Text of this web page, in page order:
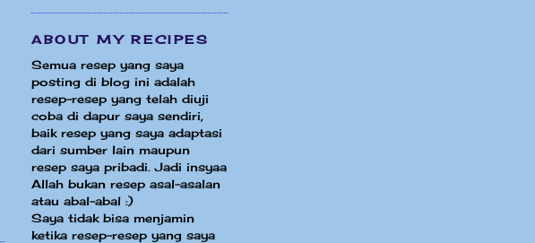
ABOUT MY RECIPES
Semua resep yang saya
posting di blog ini adalah
resep-resep yang telah diuji
coba di dapur saya sendiri,
baik resep yang saya adaptasi
dari sumber lain maupun
resep saya pribadi. Jadi insyaa
Allah bukan resep asal-asalan
atau abal-abal :)
Saya tidak bisa menjamin
ketika resep-resep yang saya